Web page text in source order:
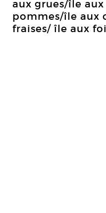
aux grues/île
pommes/île aux
fraises/ île aux